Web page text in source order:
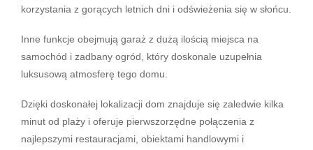
korzystania z gorących letnich dni i odświeżenia się w słońcu.
Inne funkcje obejmują garaż z dużą ilością miejsca na
samochód i zadbany ogród, który doskonale uzupełnia
luksusową atmosferę tego domu.
Dzięki doskonałej lokalizacji dom znajduje się zaledwie kilka
minut od plaży i oferuje pierwszorzędne połączenia z
najlepszymi restauracjami, obiektami handlowymi i